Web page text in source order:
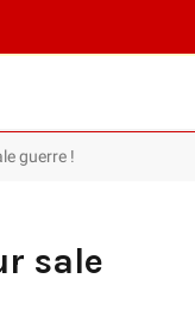
guerre !
sale